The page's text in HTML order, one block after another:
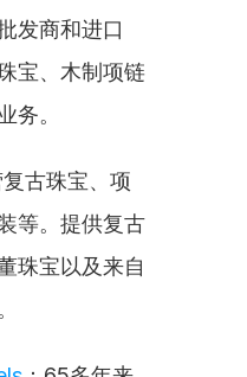
发商和进口
宝、木制项链
务。
复古珠宝、项
等。提供复古
珠宝以及来自